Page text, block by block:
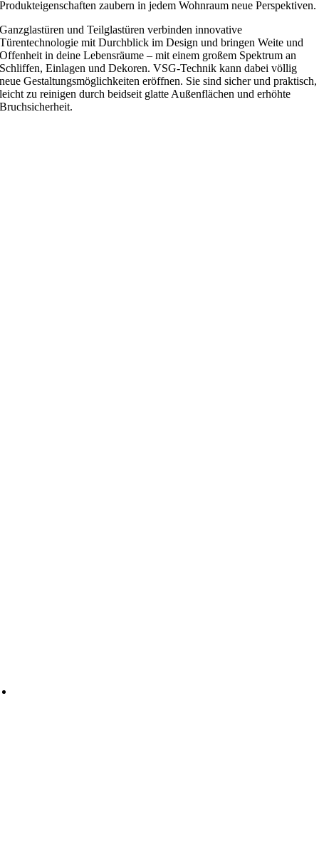
Produkt­eigen­schaften zau­bern in jedem Wohn­raum neue Perspektiven.
Ganzglastüren und Teil­glas­tü­ren ver­bin­den inno­va­tive
Türentechnologie mit Durch­blick im Design und brin­gen Weite und
Offen­heit in deine Lebens­räume – mit einem gro­ßem Spek­trum an
Schlif­fen, Ein­la­gen und Deko­ren. VSG-Tech­nik kann dabei völ­lig
neue Gestal­tungs­mög­lich­kei­ten eröff­nen. Sie sind sicher und prak­tisch,
leicht zu rei­ni­gen durch beid­seit glatte Außen­flä­chen und erhöhte
Bruchsicherheit.